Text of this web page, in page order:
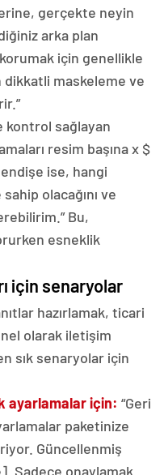
gerçekte neyin
arka plan
için genellikle
dikkatli maskeleme ve
sağlayan
resim başına x $
ise, hangi
olacağını ve
Bu,
esneklik
için senaryolar
hazırlamak, ticari
olarak iletişim
sık senaryolar için
ayarlamalar için: “Geri
paketinize
Güncellenmiş
Sadece onaylamak